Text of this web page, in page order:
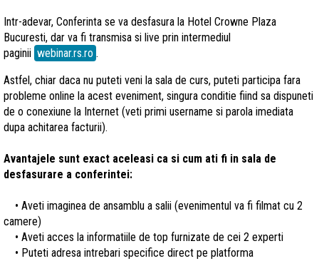
Intr-adevar, Conferinta se va desfasura la Hotel Crowne Plaza
Bucuresti, dar va fi transmisa si live prin intermediul
paginii webinar.rs.ro .
Astfel, chiar daca nu puteti veni la sala de curs, puteti participa fara
probleme online la acest eveniment, singura conditie fiind sa dispuneti
de o conexiune la Internet (veti primi username si parola imediata
dupa achitarea facturii).
Avantajele sunt exact aceleasi ca si cum ati fi in sala de
desfasurare a conferintei:
• Aveti imaginea de ansamblu a salii (evenimentul va fi filmat cu 2
camere)
• Aveti acces la informatiile de top furnizate de cei 2 experti
• Puteti adresa intrebari specifice direct pe platforma